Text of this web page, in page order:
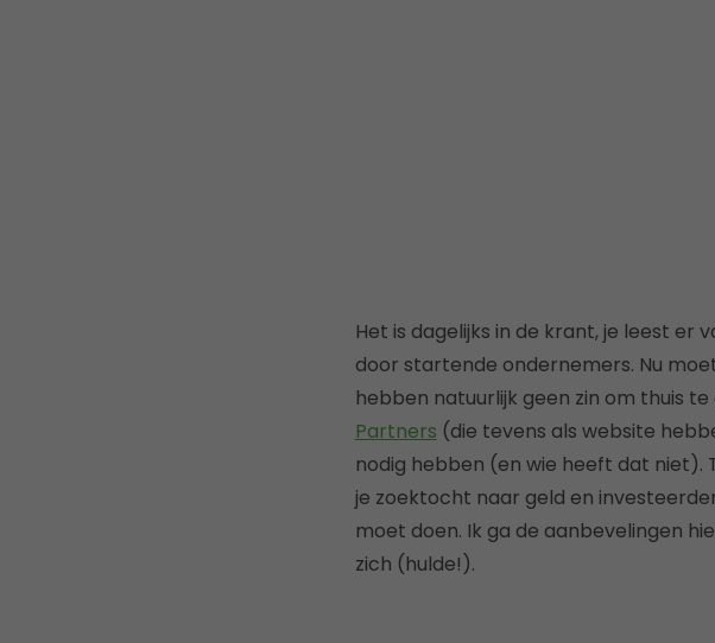
Het is dagelijks in de krant, je leest er
door startende ondernemers. Nu
hebben natuurlijk geen zin om thuis
Partners (die tevens als website
nodig hebben (en wie heeft dat niet).
je zoektocht naar geld en
moet doen. Ik ga de aanbevelingen
zich (hulde!).